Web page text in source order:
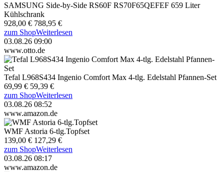
SAMSUNG Side-by-Side RS60F RS70F65QEFEF 659 Liter
Kühlschrank
928,00 € 788,95 €
zum ShopWeiterlesen
03.08.26 09:00
www.otto.de
Tefal L968S434 Ingenio Comfort Max 4-tlg. Edelstahl Pfannen-Set
69,99 € 59,39 €
zum ShopWeiterlesen
03.08.26 08:52
www.amazon.de
WMF Astoria 6-tlg.Topfset
139,00 € 127,29 €
zum ShopWeiterlesen
03.08.26 08:17
www.amazon.de